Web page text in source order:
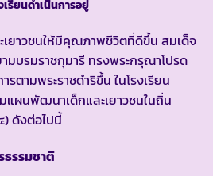
เรียนดำเนินการอยู่
ยาวชนให้มีคุณภาพชีวิตที่ดีขึ้น สมเด็จ
มบรมราชกุมารี ทรงพระกรุณาโปรด
รตามพระราชดำริขึ้น ในโรงเรียน
แผนพัฒนาเด็กและเยาวชนในถิ่น
ดังต่อไปนี้
ธรรมชาติ